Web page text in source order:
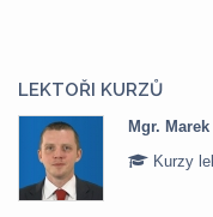
LEKTOŘI KURZŮ
Mgr.
Kurzy